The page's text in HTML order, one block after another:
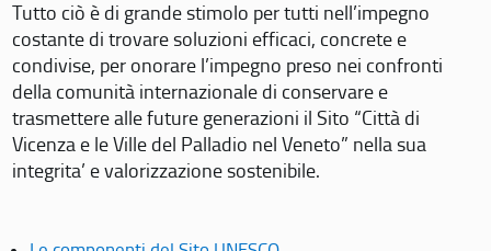
Tutto ciò è di grande stimolo per tutti nell’impegno
costante di trovare soluzioni efficaci, concrete e
condivise, per onorare l’impegno preso nei confronti
della comunità internazionale di conservare e
trasmettere alle future generazioni il Sito “Città di
Vicenza e le Ville del Palladio nel Veneto” nella sua
integrita’ e valorizzazione sostenibile.